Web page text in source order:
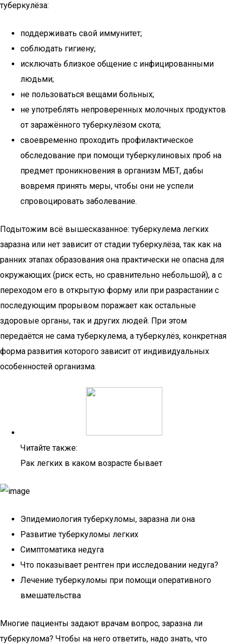
туберкулёза:
поддерживать свой иммунитет;
соблюдать гигиену;
исключать близкое общение с инфицированными
людьми;
не пользоваться вещами больных;
не употреблять непроверенных молочных продуктов
от заражённого туберкулёзом скота;
своевременно проходить профилактическое
обследование при помощи туберкулиновых проб на
предмет проникновения в организм МБТ, дабы
вовремя принять меры, чтобы они не успели
спровоцировать заболевание.
Подытожим всё вышесказанное: туберкулема легких
заразна или нет зависит от стадии туберкулёза, так как на
ранних этапах образования она практически не опасна для
окружающих (риск есть, но сравнительно небольшой), а с
переходом его в открытую форму или при разрастании с
последующим прорывом поражает как остальные
здоровые органы, так и других людей. При этом
передаётся не сама туберкулема, а туберкулёз, конкретная
форма развития которого зависит от индивидуальных
особенностей организма.
Читайте также:
Рак легких в каком возрасте бывает
Эпидемиология туберкуломы, заразна ли она
Развитие туберкуломы легких
Симптоматика недуга
Что показывает рентген при исследовании недуга?
Лечение туберкуломы при помощи оперативного
вмешательства
Многие пациенты задают врачам вопрос, заразна ли
туберкулома? Чтобы на него ответить, надо знать, что